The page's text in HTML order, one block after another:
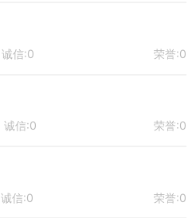
诚信:0 荣誉:0
诚信:0 荣誉:0
诚信:0 荣誉:0